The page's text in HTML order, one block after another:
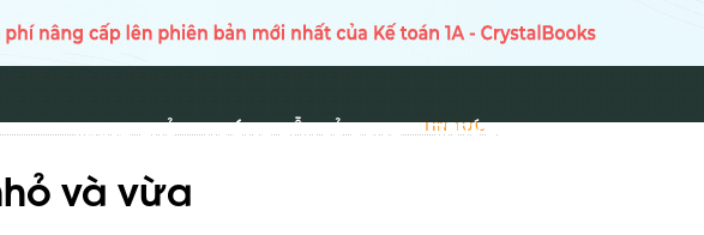
TRANG CHỦ HƯỚNG DẪN SỬ DỤNG TIN TỨC
TIN TỨC
và vừa